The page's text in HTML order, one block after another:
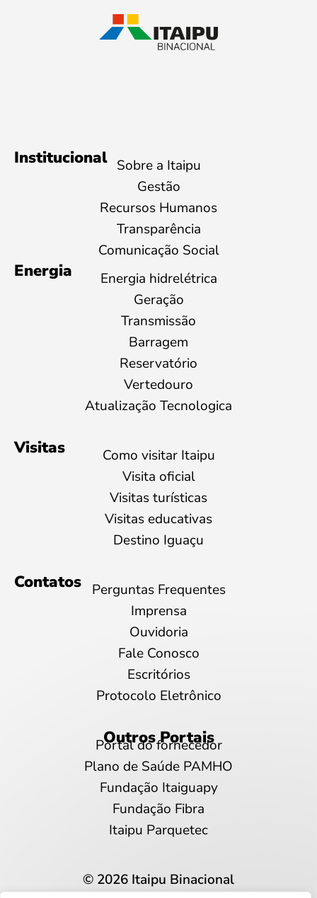
Institucional Sobre a Itaipu
Gestão
Recursos Humanos
Transparência
Comunicação Social
Energia
Energia hidrelétrica
Geração
Transmissão
Barragem
Reservatório
Vertedouro
Atualização Tecnologica
Visitas
Como visitar Itaipu
Visita oficial
Visitas turísticas
Visitas educativas
Destino Iguaçu
Contatos
Perguntas Frequentes
Imprensa
Ouvidoria
Fale Conosco
Escritórios
Protocolo Eletrônico
Outros Portais
Portal do fornecedor
Plano de Saúde PAMHO
Fundação Itaiguapy
Fundação Fibra
Itaipu Parquetec
© 2026 Itaipu Binacional